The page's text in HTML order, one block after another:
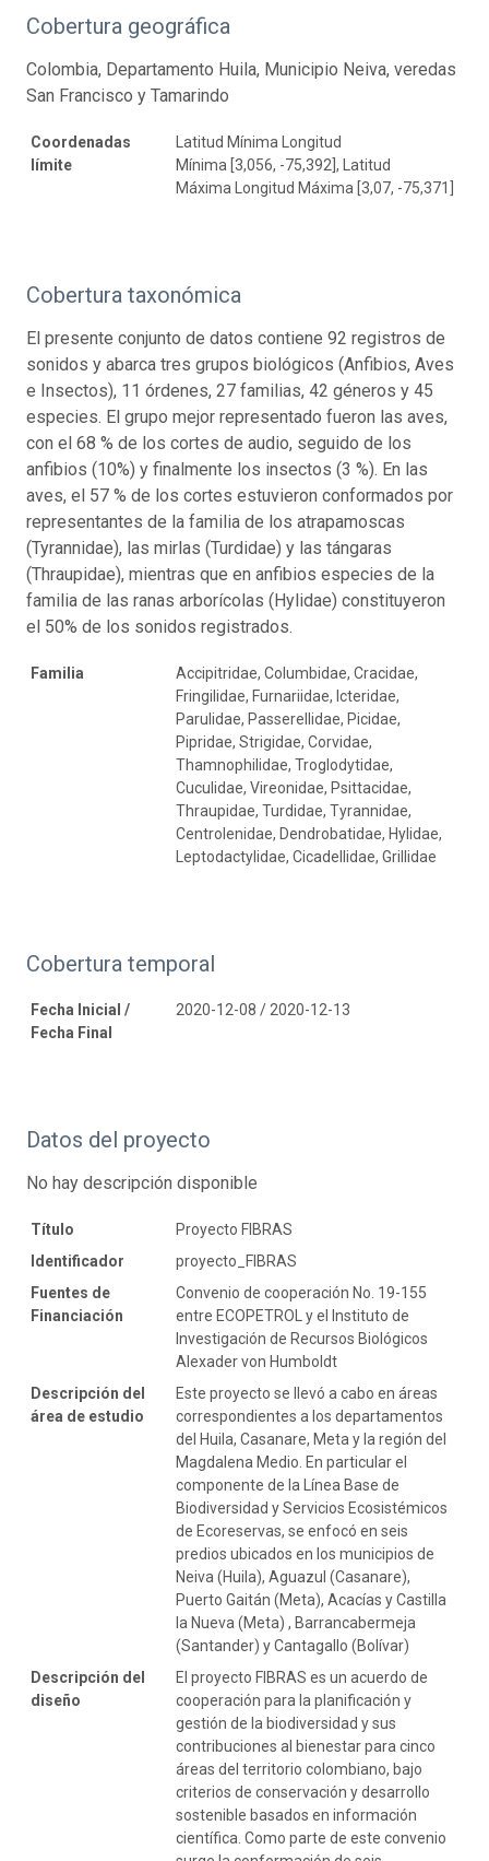
Cobertura geográfica
Colombia, Departamento Huila, Municipio Neiva, veredas
San Francisco y Tamarindo
Coordenadas
límite
Latitud Mínima Longitud
Mínima [3,056, -75,392], Latitud
Máxima Longitud Máxima [3,07, -75,371]
Cobertura taxonómica
El presente conjunto de datos contiene 92 registros de
sonidos y abarca tres grupos biológicos (Anfibios, Aves
e Insectos), 11 órdenes, 27 familias, 42 géneros y 45
especies. El grupo mejor representado fueron las aves,
con el 68 % de los cortes de audio, seguido de los
anfibios (10%) y finalmente los insectos (3 %). En las
aves, el 57 % de los cortes estuvieron conformados por
representantes de la familia de los atrapamoscas
(Tyrannidae), las mirlas (Turdidae) y las tángaras
(Thraupidae), mientras que en anfibios especies de la
familia de las ranas arborícolas (Hylidae) constituyeron
el 50% de los sonidos registrados.
Familia
Accipitridae, Columbidae, Cracidae,
Fringilidae, Furnariidae, Icteridae,
Parulidae, Passerellidae, Picidae,
Pipridae, Strigidae, Corvidae,
Thamnophilidae, Troglodytidae,
Cuculidae, Vireonidae, Psittacidae,
Thraupidae, Turdidae, Tyrannidae,
Centrolenidae, Dendrobatidae, Hylidae,
Leptodactylidae, Cicadellidae, Grillidae
Cobertura temporal
Fecha Inicial /
Fecha Final
2020-12-08 / 2020-12-13
Datos del proyecto
No hay descripción disponible
Título
Proyecto FIBRAS
Identificador
proyecto_FIBRAS
Fuentes de
Financiación
Convenio de cooperación No. 19-155
entre ECOPETROL y el Instituto de
Investigación de Recursos Biológicos
Alexader von Humboldt
Descripción del
área de estudio
Este proyecto se llevó a cabo en áreas
correspondientes a los departamentos
del Huila, Casanare, Meta y la región del
Magdalena Medio. En particular el
componente de la Línea Base de
Biodiversidad y Servicios Ecosistémicos
de Ecoreservas, se enfocó en seis
predios ubicados en los municipios de
Neiva (Huila), Aguazul (Casanare),
Puerto Gaitán (Meta), Acacías y Castilla
la Nueva (Meta) , Barrancabermeja
(Santander) y Cantagallo (Bolívar)
Descripción del
diseño
El proyecto FIBRAS es un acuerdo de
cooperación para la planificación y
gestión de la biodiversidad y sus
contribuciones al bienestar para cinco
áreas del territorio colombiano, bajo
criterios de conservación y desarrollo
sostenible basados en información
científica. Como parte de este convenio